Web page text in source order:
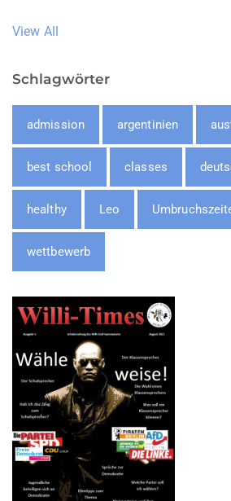
View All
Schlagwörter
admission argentinien
best school classes
healthy Leo
wettbewerb